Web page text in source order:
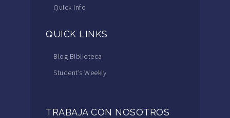
Quick Info
QUICK LINKS
Blog Biblioteca
Student’s Weekly
TRABAJA CON NOSOTROS